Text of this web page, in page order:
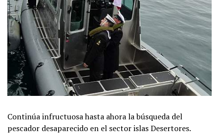
Continúa infructuosa hasta ahora la búsqueda del
pescador desaparecido en el sector islas Desertores.